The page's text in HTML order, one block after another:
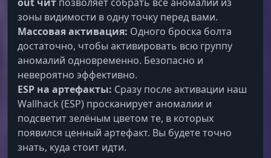
Огневая мощь. Полное отключение отдачи и
режим авто-огня для любого оружия. Твоя
винтовка стреляет как лазер.
Ignore Ram State
Вечное оружие. Стреляй идеально даже из
поломанного ствола. Забудь про клины и
ремонт в разгар боя.
Mobility & Utilities (Хозяин Зоны)
out чит позволяет собрать все аномалии из
зоны видимости в одну точку перед вами.
Массовая активация: Одного броска болта
достаточно, чтобы активировать всю группу
аномалий одновременно. Безопасно и
невероятно эффективно.
ESP на артефакты: Сразу после активации наш
Wallhack (ESP) просканирует аномалии и
подсветит зелёным цветом те, в которых
появился ценный артефакт. Вы будете точно
знать, куда стоит идти.